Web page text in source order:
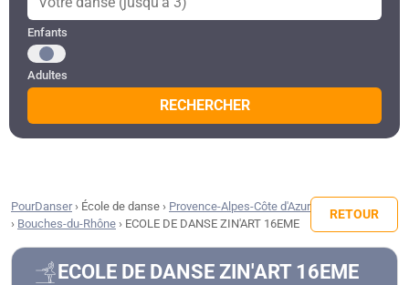
Public recherché
Enfants
Adultes
RECHERCHER
PourDanser› École de danse › Provence-Alpes-Côte d'Azur
› Bouches-du-Rhône › ECOLE DE DANSE ZIN'ART 16EME
RETOUR
ECOLE DE DANSE ZIN'ART 16EME